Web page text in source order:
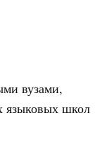
вузами,
языковых школ